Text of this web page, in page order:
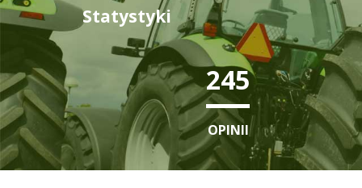
Statystyki
350
OPINII